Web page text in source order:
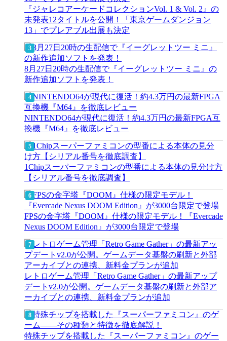
『ジャレコアーケードコレクションVol. 1 & Vol. 2』の
未発表12タイトルを公開！「東京ゲームダンジョン
13」でプレアブル出展も決定
8月27日20時の生配信で『イーグレットツー ミニ』の
新作追加ソフトを発表！
NINTENDO64が現代に復活！約4.3万円の最新FPGA互
換機『M64』を徹底レビュー
1Chipスーパーファミコンの型番による本体の見分け方
【シリアル番号を徹底調査】
FPSの金字塔『DOOM』仕様の限定モデル！『Evercade
Nexus DOOM Edition』が3000台限定で登場
レトロゲーム管理「Retro Game Gather」の最新アップ
デートv2.0が公開。ゲームデータ基盤の刷新と外部ア
ーカイブとの連携、新料金プランが追加
特殊チップを搭載した『スーパーファミコン』のゲー